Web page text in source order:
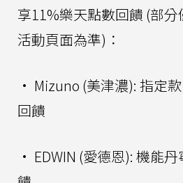
享11%樂天點數回饋 (部
活動頁面為準)：
• Mizuno (美津濃): 指定
回饋
• EDWIN (愛德恩): 機能